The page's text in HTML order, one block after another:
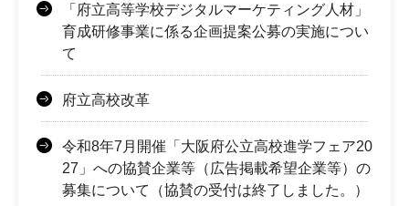
「府立高等学校デジタルマーケティング人材」
育成研修事業に係る企画提案公募の実施につい
て
府立高校改革
令和8年7月開催「大阪府公立高校進学フェア20
27」への協賛企業等（広告掲載希望企業等）の
募集について（協賛の受付は終了しました。）